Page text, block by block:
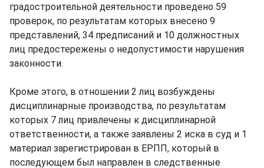
градостроительной деятельности проведено 59
проверок, по результатам которых внесено 9
представлений, 34 предписаний и 10 должностных
лиц предостережены о недопустимости нарушения
законности.
Кроме этого, в отношении 2 лиц возбуждены
дисциплинарные производства, по результатам
которых 7 лиц привлечены к дисциплинарной
ответственности, а также заявлены 2 иска в суд и 1
материал зарегистрирован в ЕРПП, который в
последующем был направлен в следственные